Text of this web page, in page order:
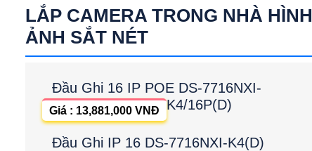
LẮP CAMERA TRONG NHÀ HÌNH
ẢNH SẮT NÉT
Đầu Ghi 16 IP POE DS-7716NXI-
K4/16P(D)
Giá : 13,881,000 VNĐ
Đầu Ghi IP 16 DS-7716NXI-K4(D)